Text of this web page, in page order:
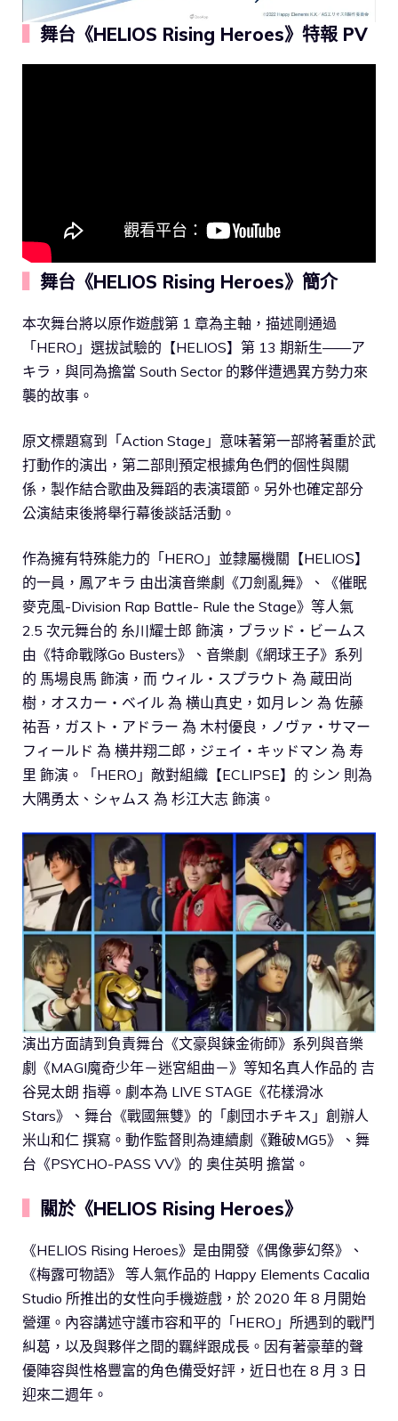
舞台《HELIOS Rising Heroes》特報 PV
舞台《HELIOS Rising Heroes》簡介
本次舞台將以原作遊戲第 1 章為主軸，描述剛通過
「HERO」選拔試驗的【HELIOS】第 13 期新生——ア
キラ，與同為擔當 South Sector 的夥伴遭遇異方勢力來
襲的故事。
原文標題寫到「Action Stage」意味著第一部將著重於武
打動作的演出，第二部則預定根據角色們的個性與關
係，製作結合歌曲及舞蹈的表演環節。另外也確定部分
公演結束後將舉行幕後談話活動。
作為擁有特殊能力的「HERO」並隸屬機關【HELIOS】
的一員，鳳アキラ 由出演音樂劇《刀劍亂舞》、《催眠
麥克風-Division Rap Battle- Rule the Stage》等人氣
2.5 次元舞台的 糸川耀士郎 飾演，ブラッド・ビームス
由《特命戰隊Go Busters》、音樂劇《網球王子》系列
的 馬場良馬 飾演，而 ウィル・スプラウト 為 蔵田尚
樹，オスカー・ベイル 為 横山真史，如月レン 為 佐藤
祐吾，ガスト・アドラー 為 木村優良，ノヴァ・サマー
フィールド 為 横井翔二郎，ジェイ・キッドマン 為 寿
里 飾演。「HERO」敵對組織【ECLIPSE】的 シン 則為
大隅勇太、シャムス 為 杉江大志 飾演。
演出方面請到負責舞台《文豪與鍊金術師》系列與音樂
劇《MAGI魔奇少年－迷宮組曲－》等知名真人作品的 吉
谷晃太朗 指導。劇本為 LIVE STAGE《花樣滑冰
Stars》、舞台《戰國無雙》的「劇団ホチキス」創辦人
米山和仁 撰寫。動作監督則為連續劇《難破MG5》、舞
台《PSYCHO-PASS VV》的 奥住英明 擔當。
關於《HELIOS Rising Heroes》
《HELIOS Rising Heroes》是由開發《偶像夢幻祭》、
《梅露可物語》 等人氣作品的 Happy Elements Cacalia
Studio 所推出的女性向手機遊戲，於 2020 年 8 月開始
營運。內容講述守護市容和平的「HERO」所遇到的戰鬥
糾葛，以及與夥伴之間的羈絆跟成長。因有著豪華的聲
優陣容與性格豐富的角色備受好評，近日也在 8 月 3 日
迎來二週年。